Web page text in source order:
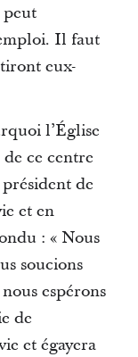
peut
Il faut
eux-
l’Église
ce centre
de
et en
: « Nous
soucions
espérons
de
et égayera